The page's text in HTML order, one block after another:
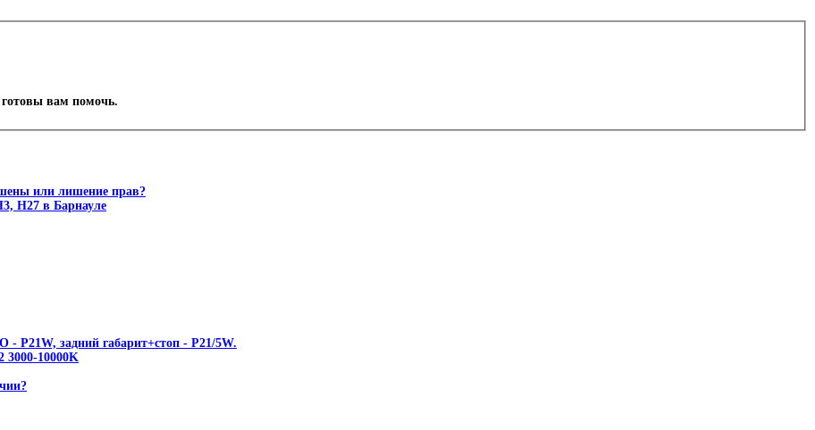
готовы вам помочь.
или лишение прав?
Н27 в Барнауле
P21W, задний габарит+стоп - P21/5W.
10000K